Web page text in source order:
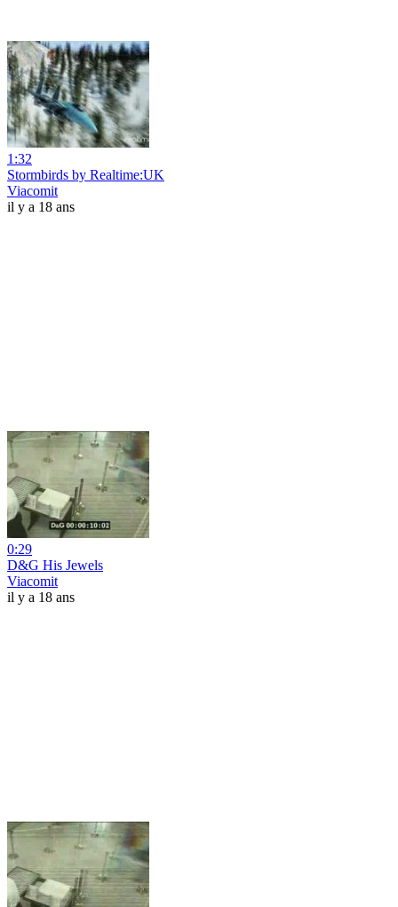
1:32
Stormbirds by Realtime:UK
Viacomit
il y a 18 ans
0:29
D&G His Jewels
Viacomit
il y a 18 ans